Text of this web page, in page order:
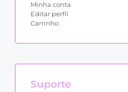
Minha conta
Editar perfil
Carrinho
Suporte